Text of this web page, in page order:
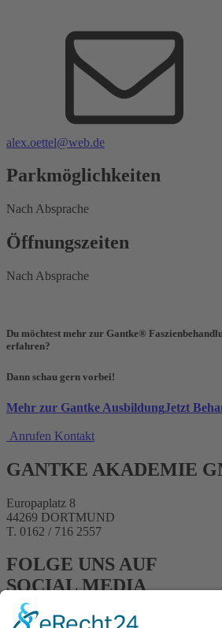
alex.oettel@web.de
Parkmöglichkeiten
Nach Absprache
Öffnungszeiten
Nach Absprache
Du möchtest mehr zur Gantke®
erfahren?
Dann schau gern vorbei!
Mehr zur Gantke AusbildungJetzt
Anrufen Kontakt
GANTKE AKADEMIE
Europaplatz 8
44269 DORTMUND
T. 0162 / 716 2557
FOLGE UNS AUF
SOCIAL MEDIA
FACEBOOKINSTAGRAM